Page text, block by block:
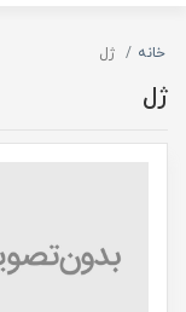
خانه ژل
ژل